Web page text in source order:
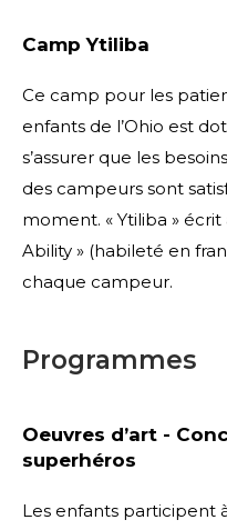
Camp Ytiliba
Ce camp pour les
enfants de l’Ohio est
s’assurer que les
des campeurs sont
moment. « Ytiliba » écrit
Ability » (habileté en
chaque campeur.
Programmes
Oeuvres d’art -
superhéros
Les enfants participent